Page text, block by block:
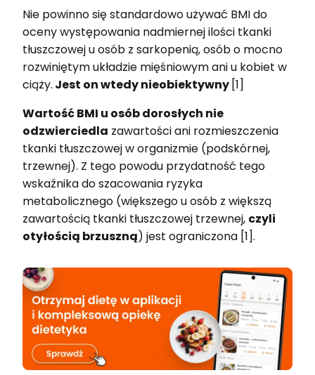
Nie powinno się standardowo używać BMI do
oceny występowania nadmiernej ilości tkanki
tłuszczowej u osób z sarkopenią, osób o mocno
rozwiniętym układzie mięśniowym ani u kobiet w
ciąży. Jest on wtedy nieobiektywny [1]
Wartość BMI u osób dorosłych nie
odzwierciedla zawartości ani rozmieszczenia
tkanki tłuszczowej w organizmie (podskórnej,
trzewnej). Z tego powodu przydatność tego
wskaźnika do szacowania ryzyka
metabolicznego (większego u osób z większą
zawartością tkanki tłuszczowej trzewnej, czyli
otyłością brzuszną) jest ograniczona [1].